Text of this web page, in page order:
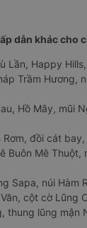
dẫn khác cho
Lần, Happy
Trầm Hương,
Hồ Mây, mũi
đồi cát
Buôn Mê Thuột,
Sapa, núi Hàm
cột cờ Lũng
thung lũng mận